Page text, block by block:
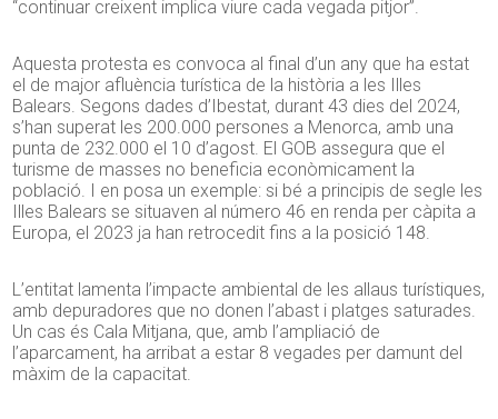
“continuar creixent implica viure cada vegada pitjor”.
Aquesta protesta es convoca al final d’un any que ha estat
el de major afluència turística de la història a les Illes
Balears. Segons dades d’Ibestat, durant 43 dies del 2024,
s’han superat les 200.000 persones a Menorca, amb una
punta de 232.000 el 10 d’agost. El GOB assegura que el
turisme de masses no beneficia econòmicament la
població. I en posa un exemple: si bé a principis de segle les
Illes Balears se situaven al número 46 en renda per càpita a
Europa, el 2023 ja han retrocedit fins a la posició 148.
L’entitat lamenta l’impacte ambiental de les allaus turístiques,
amb depuradores que no donen l’abast i platges saturades.
Un cas és Cala Mitjana, que, amb l’ampliació de
l’aparcament, ha arribat a estar 8 vegades per damunt del
màxim de la capacitat.